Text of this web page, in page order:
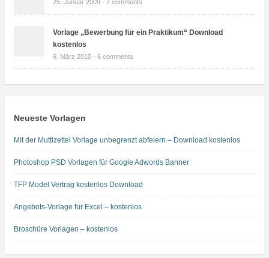
25. Januar 2009 - 7 comments
Vorlage „Bewerbung für ein Praktikum“ Download
kostenlos
6. März 2010 - 6 comments
Neueste Vorlagen
Mit der Muttizettel Vorlage unbegrenzt abfeiern – Download kostenlos
Photoshop PSD Vorlagen für Google Adwords Banner
TFP Model Vertrag kostenlos Download
Angebots-Vorlage für Excel – kostenlos
Broschüre Vorlagen – kostenlos